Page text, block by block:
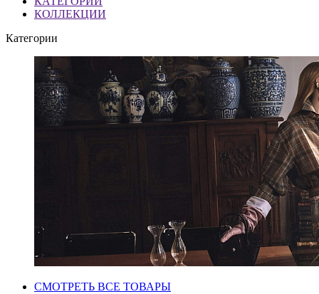
КОЛЛЕКЦИИ
Категории
СМОТРЕТЬ ВСЕ ТОВАРЫ